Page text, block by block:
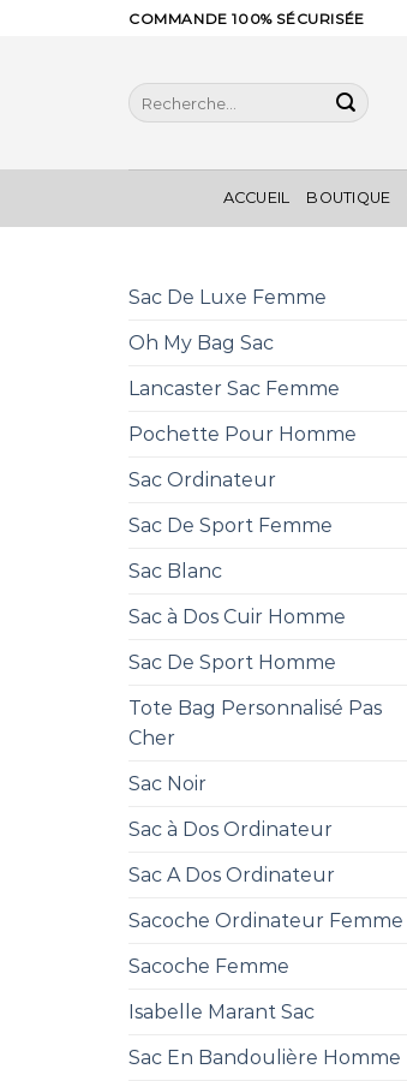
COMMANDE 100% SÉCURISÉE
Recherche
pour :
ACCUEIL BOUTIQUE
Sac De Luxe Femme
Oh My Bag Sac
Lancaster Sac Femme
Pochette Pour Homme
Sac Ordinateur
Sac De Sport Femme
Sac Blanc
Sac à Dos Cuir Homme
Sac De Sport Homme
Tote Bag Personnalisé Pas
Cher
Sac Noir
Sac à Dos Ordinateur
Sac A Dos Ordinateur
Sacoche Ordinateur Femme
Sacoche Femme
Isabelle Marant Sac
Sac En Bandoulière Homme